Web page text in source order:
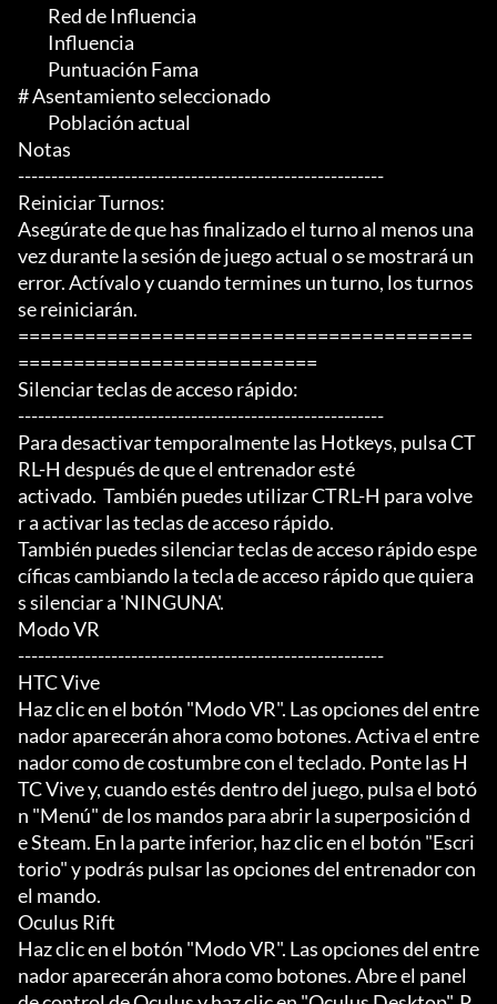
# Asentamiento seleccionado
Notas
-------------------------------------------------------
Reiniciar Turnos:
Asegúrate de que has finalizado el turno al menos una
vez durante la sesión de juego actual o se mostrará un
error. Actívalo y cuando termines un turno, los turnos
se reiniciarán.
=========================================
===========================
Silenciar teclas de acceso rápido:
-------------------------------------------------------
Para desactivar temporalmente las Hotkeys, pulsa CT
RL-H después de que el entrenador esté
activado.  También puedes utilizar CTRL-H para volve
r a activar las teclas de acceso rápido.
También puedes silenciar teclas de acceso rápido espe
cíficas cambiando la tecla de acceso rápido que quiera
s silenciar a 'NINGUNA'.
Modo VR
-------------------------------------------------------
HTC Vive
Haz clic en el botón "Modo VR". Las opciones del entre
nador aparecerán ahora como botones. Activa el entre
nador como de costumbre con el teclado. Ponte las H
TC Vive y, cuando estés dentro del juego, pulsa el botó
n "Menú" de los mandos para abrir la superposición d
e Steam. En la parte inferior, haz clic en el botón "Escri
torio" y podrás pulsar las opciones del entrenador con
el mando.
Oculus Rift
Haz clic en el botón "Modo VR". Las opciones del entre
nador aparecerán ahora como botones. Abre el panel